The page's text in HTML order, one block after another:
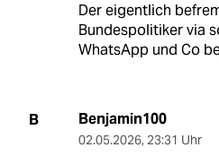
Der eigentlich
Bundespolitiker via
WhatsApp und Co
B Benjamin100
02.05.2026, 23:31 Uhr